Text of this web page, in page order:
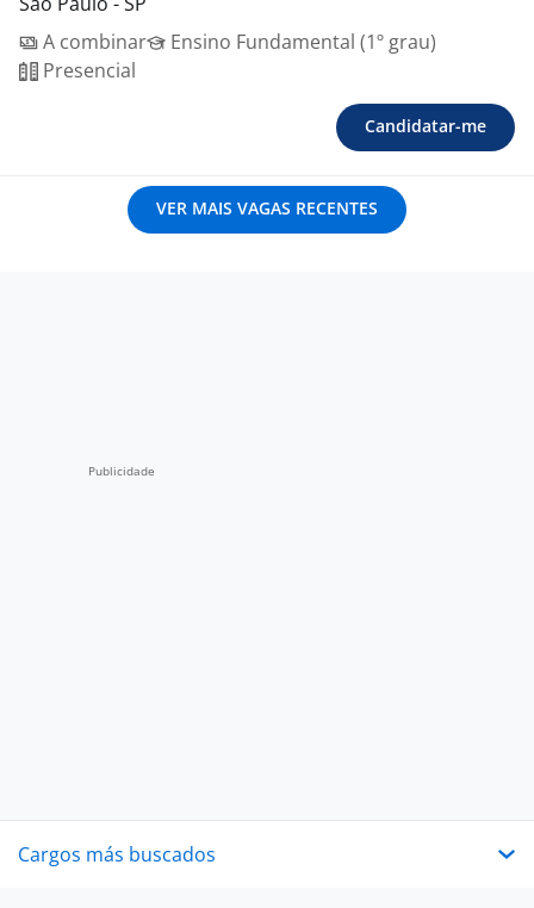
A combinar
Ensino Fundamental (1º grau)
Presencial
Candidatar-me
VER MAIS VAGAS RECENTES
Cargos más buscados